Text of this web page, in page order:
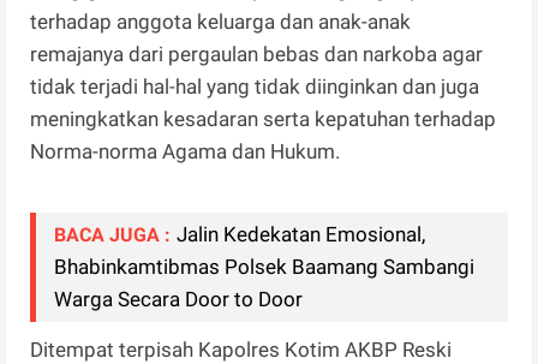
terhadap anggota keluarga dan anak-anak
remajanya dari pergaulan bebas dan narkoba agar
tidak terjadi hal-hal yang tidak diinginkan dan juga
meningkatkan kesadaran serta kepatuhan terhadap
Norma-norma Agama dan Hukum.
BACA JUGA : Jalin Kedekatan Emosional,
Bhabinkamtibmas Polsek Baamang Sambangi
Warga Secara Door to Door
Ditempat terpisah Kapolres Kotim AKBP Reski